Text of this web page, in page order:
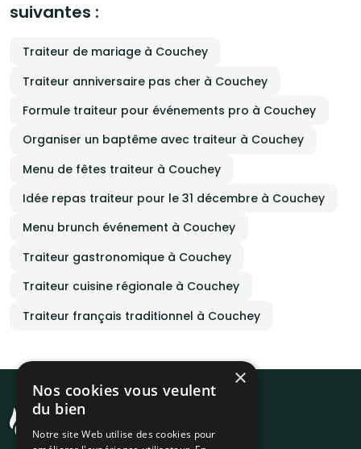
suivantes :
Traiteur de mariage à Couchey
Traiteur anniversaire pas cher à Couchey
Formule traiteur pour événements pro à Couchey
Organiser un baptême avec traiteur à Couchey
Menu de fêtes traiteur à Couchey
Idée repas traiteur pour le 31 décembre à Couchey
Menu brunch événement à Couchey
Traiteur gastronomique à Couchey
Traiteur cuisine régionale à Couchey
Traiteur français traditionnel à Couchey
×
Nos cookies vous veulent
du bien
Notre site Web utilise des cookies pour